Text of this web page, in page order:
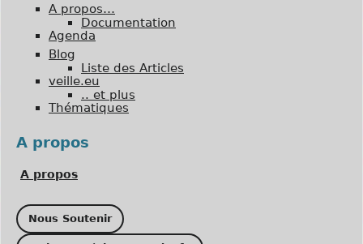
A propos…
Documentation
Agenda
Blog
Liste des Articles
veille.eu
.. et plus
Thématiques
A propos
A propos
Nous Soutenir